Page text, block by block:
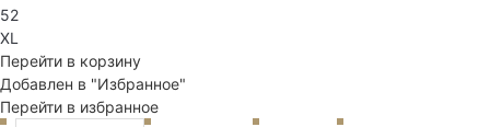
52
XL
Перейти в корзину
Добавлен в "Избранное"
Перейти в избранное